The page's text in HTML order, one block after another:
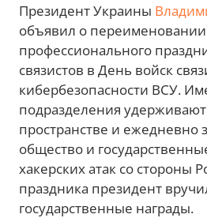
Президент Украины
объявил о переименовании
профессионального
связистов в День войск
кибербезопасности ВСУ.
подразделения
пространстве и
общество и
хакерских атак со стороны
праздника президент
государственные награды.